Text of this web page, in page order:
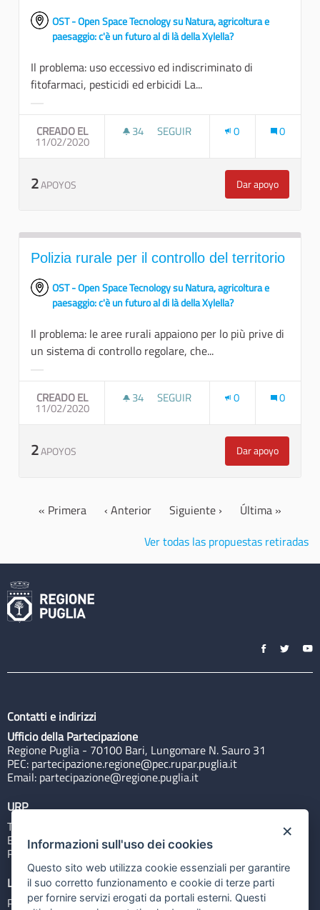
OST - Open Space Tecnology su Natura, agricoltura e
paesaggio: c'è un futuro al di là della Xylella?
Il problema: uso eccessivo ed indiscriminato di
fitofarmaci, pesticidi ed erbicidi La...
CREADO EL
11/02/2020
34 34 SEGUIDORAS
SEGUIR 0 0
2APOYOS Dar apoyo
Attivare un
Polizia rurale per il controllo del territorio
OST - Open Space Tecnology su Natura, agricoltura e
paesaggio: c'è un futuro al di là della Xylella?
Il problema: le aree rurali appaiono per lo più prive di
un sistema di controllo regolare, che...
CREADO EL
11/02/2020
34 34 SEGUIDORAS
SEGUIR 0 0
2APOYOS Dar apoyo
Polizia rurale
« Primera ‹ Anterior Siguiente ›
Última »
Ver todas las propuestas retiradas
Contatti e indirizzi
Ufficio della Partecipazione
Regione Puglia - 70100 Bari, Lungomare N. Sauro 31
PEC: partecipazione.regione@pec.rupar.puglia.it
Email: partecipazione@regione.puglia.it
URP
Tel: 800713939
Email:quiregione@regione.puglia.it
Rubrica
Link utili
Portale Istituzionale
×
Informazioni sull'uso dei cookies
Questo sito web utilizza cookie essenziali per garantire
il suo corretto funzionamento e cookie di terze parti
per fornire servizi erogati da portali esterni. Questi